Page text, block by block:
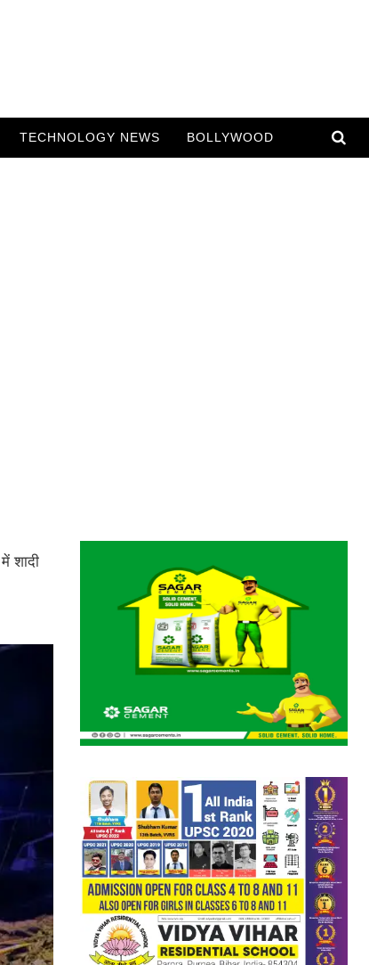
TECHNOLOGY NEWS BOLLYWOOD
शादी